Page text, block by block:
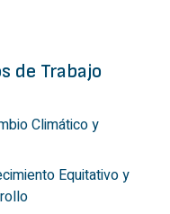
de Trabajo
Climático y
Equitativo y